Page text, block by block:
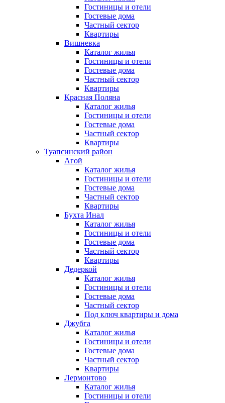
Гостиницы и отели
Гостевые дома
Частный сектор
Квартиры
Вишневка
Каталог жилья
Гостиницы и отели
Гостевые дома
Частный сектор
Квартиры
Красная Поляна
Каталог жилья
Гостиницы и отели
Гостевые дома
Частный сектор
Квартиры
Туапсинский район
Агой
Каталог жилья
Гостиницы и отели
Гостевые дома
Частный сектор
Квартиры
Бухта Инал
Каталог жилья
Гостиницы и отели
Гостевые дома
Частный сектор
Квартиры
Дедеркой
Каталог жилья
Гостиницы и отели
Гостевые дома
Частный сектор
Под ключ квартиры и дома
Джубга
Каталог жилья
Гостиницы и отели
Гостевые дома
Частный сектор
Квартиры
Лермонтово
Каталог жилья
Гостиницы и отели